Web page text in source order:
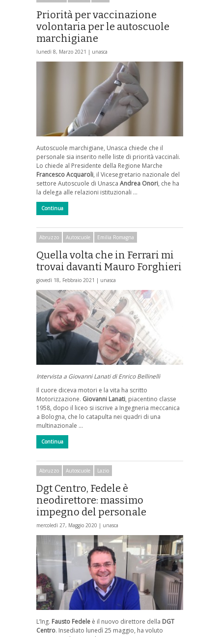
Priorità per vaccinazione
volontaria per le autoscuole
marchigiane
lunedì 8, Marzo 2021 | unasca
Autoscuole marchigiane, Unasca chiede che il
personale sia inserito nelle liste di priorità vaccinali.
Lo chiede al Presidente della Regione Marche
Francesco Acquaroli, il Vicesegretario nazionale del
settore Autoscuole di Unasca Andrea Onori, che ha
la delega alle relazioni istituzionali …
Continua
Abruzzo Autoscuole Emilia Romagna
Quella volta che in Ferrari mi
trovai davanti Mauro Forghieri
giovedì 18, Febbraio 2021 | unasca
Intervista a Giovanni Lanati di Enrico Bellinelli
Il cuore diceva motori e la vita ha scritto
Motorizzazione. Giovanni Lanati, piacentino classe
1958, dopo il liceo si iscrive a Ingegneria meccanica
a Bologna, che lo catapulta nei quadri di una
multinazionale …
Continua
Abruzzo Autoscuole Lazio
Dgt Centro, Fedele è
neodirettore: massimo
impegno del personale
mercoledì 27, Maggio 2020 | unasca
L’Ing. Fausto Fedele è il nuovo direttore della DGT
Centro. Insediato lunedì 25 maggio, ha voluto